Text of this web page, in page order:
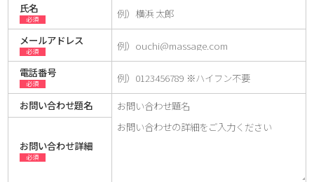
氏名
必須
メールアドレス
必須
電話番号
必須
お問い合わせ題名
お問い合わせ詳細
必須